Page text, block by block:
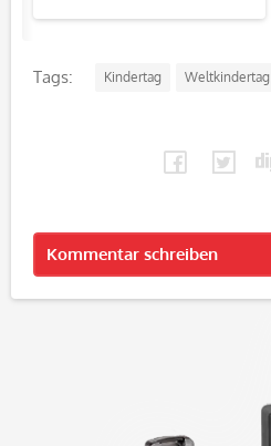
Tags: Kindertag Weltkindertag
Kommentar schreiben